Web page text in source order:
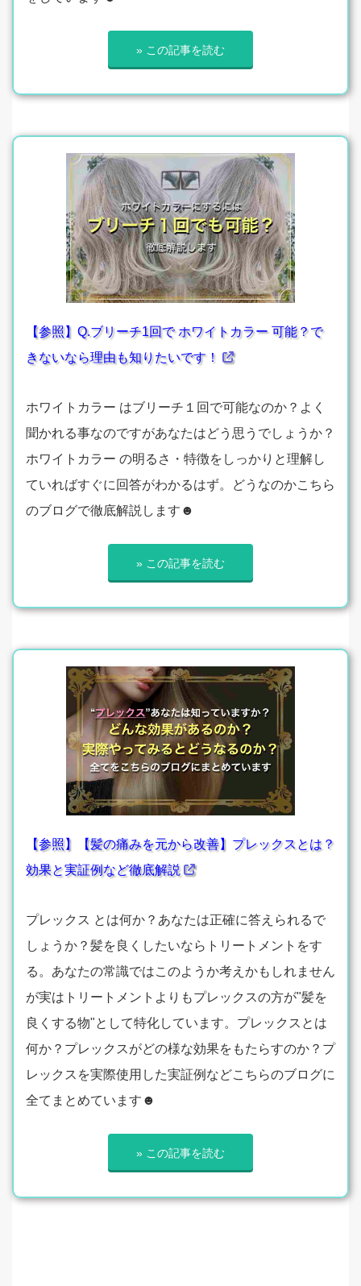
» この記事を読む
【参照】Q.ブリーチ1回で ホワイトカラー 可能？で
きないなら理由も知りたいです！
ホワイトカラー はブリーチ１回で可能なのか？よく
聞かれる事なのですがあなたはどう思うでしょうか？
ホワイトカラー の明るさ・特徴をしっかりと理解し
ていればすぐに回答がわかるはず。どうなのかこちら
のブログで徹底解説します☻
» この記事を読む
【参照】【髪の痛みを元から改善】プレックスとは？
効果と実証例など徹底解説
プレックス とは何か？あなたは正確に答えられるで
しょうか？髪を良くしたいならトリートメントをす
る。あなたの常識ではこのようか考えかもしれません
が実はトリートメントよりもプレックスの方が"髪を
良くする物"として特化しています。プレックスとは
何か？プレックスがどの様な効果をもたらすのか？プ
レックスを実際使用した実証例などこちらのブログに
全てまとめています☻
» この記事を読む